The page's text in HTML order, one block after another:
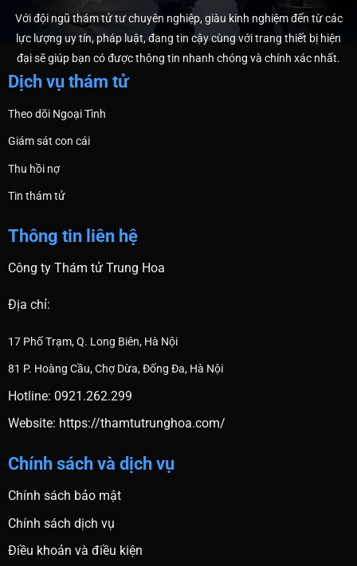
Với đội ngũ thám tử tư chuyên nghiệp, giàu kinh nghiệm đến từ các
lực lượng uy tín, pháp luật, đang tin cậy cùng với trang thiết bị hiện
đại sẽ giúp bạn có được thông tin nhanh chóng và chính xác nhất.
Dịch vụ thám tử
Theo dõi Ngoại Tình
Giám sát con cái
Thu hồi nợ
Tin thám tử
Thông tin liên hệ
Công ty Thám tử Trung Hoa
Địa chỉ:
17 Phố Trạm, Q. Long Biên, Hà Nội
81 P. Hoàng Cầu, Chợ Dừa, Đống Đa, Hà Nội
Hotline: 0921.262.299
Website: https://thamtutrunghoa.com/
Chính sách và dịch vụ
Chính sách bảo mật
Chính sách dịch vụ
Điều khoản và điều kiện